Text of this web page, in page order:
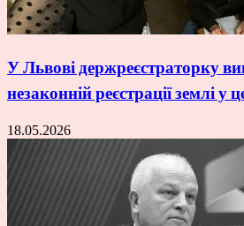
У Львові держреєстраторку
незаконній реєстрації землі у
18.05.2026